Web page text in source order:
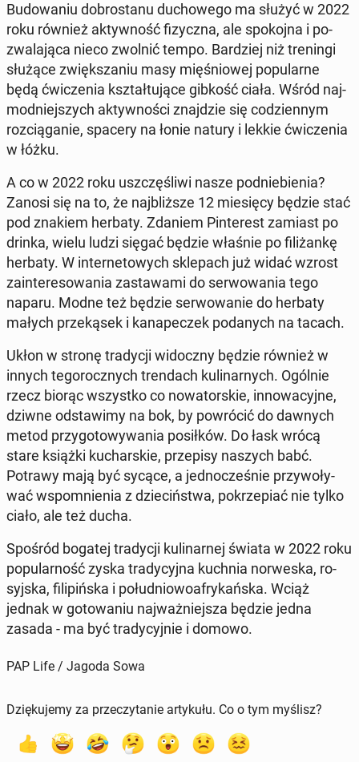
Bu­do­wa­niu do­bro­sta­nu du­cho­we­go ma służyć w 2022
roku również ak­tyw­ność fi­zycz­na, ale spo­koj­na i po­
zwa­la­ją­ca nieco zwolnić tempo. Bar­dziej niż tre­nin­gi
służące zwięk­sza­niu masy mię­śnio­wej po­pu­lar­ne
będą ćwi­cze­nia kształ­tu­ją­ce gibkość ciała. Wśród naj­
mod­niej­szych ak­tyw­no­ści znaj­dzie się co­dzien­nym
roz­cią­ga­nie, spacery na łonie natury i lekkie ćwi­cze­nia
w łóżku.
A co w 2022 roku uszczę­śli­wi nasze pod­nie­bie­nia?
Zanosi się na to, że naj­bliż­sze 12 mie­się­cy będzie stać
pod znakiem herbaty. Zdaniem Pin­te­rest zamiast po
drinka, wielu ludzi sięgać będzie właśnie po fi­li­żan­kę
herbaty. W in­ter­ne­to­wych skle­pach już widać wzrost
za­in­te­re­so­wa­nia za­sta­wa­mi do ser­wo­wa­nia tego
naparu. Modne też będzie ser­wo­wa­nie do herbaty
małych prze­ką­sek i ka­na­pe­czek po­da­nych na tacach.
Ukłon w stronę tra­dy­cji wi­docz­ny będzie również w
innych te­go­rocz­nych tren­dach ku­li­nar­nych. Ogólnie
rzecz biorąc wszyst­ko co no­wa­tor­skie, in­no­wa­cyj­ne,
dziwne od­sta­wi­my na bok, by po­wró­cić do dawnych
metod przy­go­to­wy­wa­nia po­sił­ków. Do łask wrócą
stare książki ku­char­skie, prze­pi­sy naszych babć.
Potrawy mają być sycące, a jed­no­cze­śnie przy­wo­ły­
wać wspo­mnie­nia z dzie­ciń­stwa, po­krze­piać nie tylko
ciało, ale też ducha.
Spośród bogatej tra­dy­cji ku­li­nar­nej świata w 2022 roku
po­pu­lar­ność zyska tra­dy­cyj­na kuchnia nor­we­ska, ro­
syj­ska, fi­li­piń­ska i po­łu­dnio­wo­afry­kań­ska. Wciąż
jednak w go­to­wa­niu naj­waż­niej­sza będzie jedna
zasada - ma być tra­dy­cyj­nie i domowo.
PAP Life / Jagoda Sowa
Dziękujemy za przeczytanie artykułu. Co o tym myślisz?